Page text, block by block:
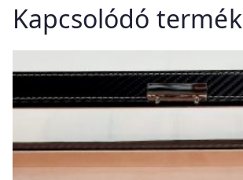
Kapcsolódó